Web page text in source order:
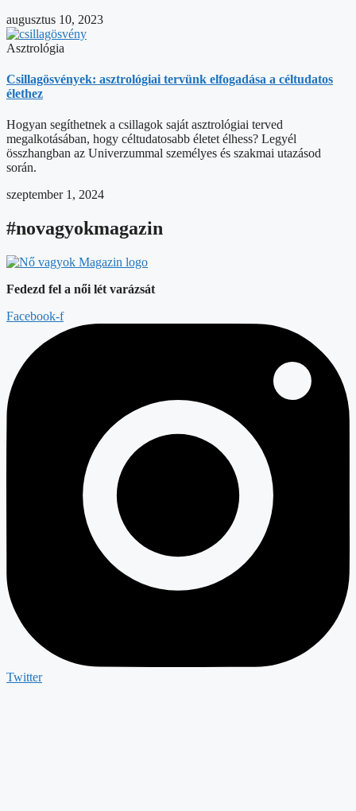
augusztus 10, 2023
Asztrológia
Csillagösvények: asztrológiai tervünk elfogadása a céltudatos
élethez
Hogyan segíthetnek a csillagok saját asztrológiai terved
megalkotásában, hogy céltudatosabb életet élhess? Legyél
összhangban az Univerzummal személyes és szakmai utazásod
során.
szeptember 1, 2024
#novagyokmagazin
Fedezd fel a női lét varázsát
Facebook-f
Twitter